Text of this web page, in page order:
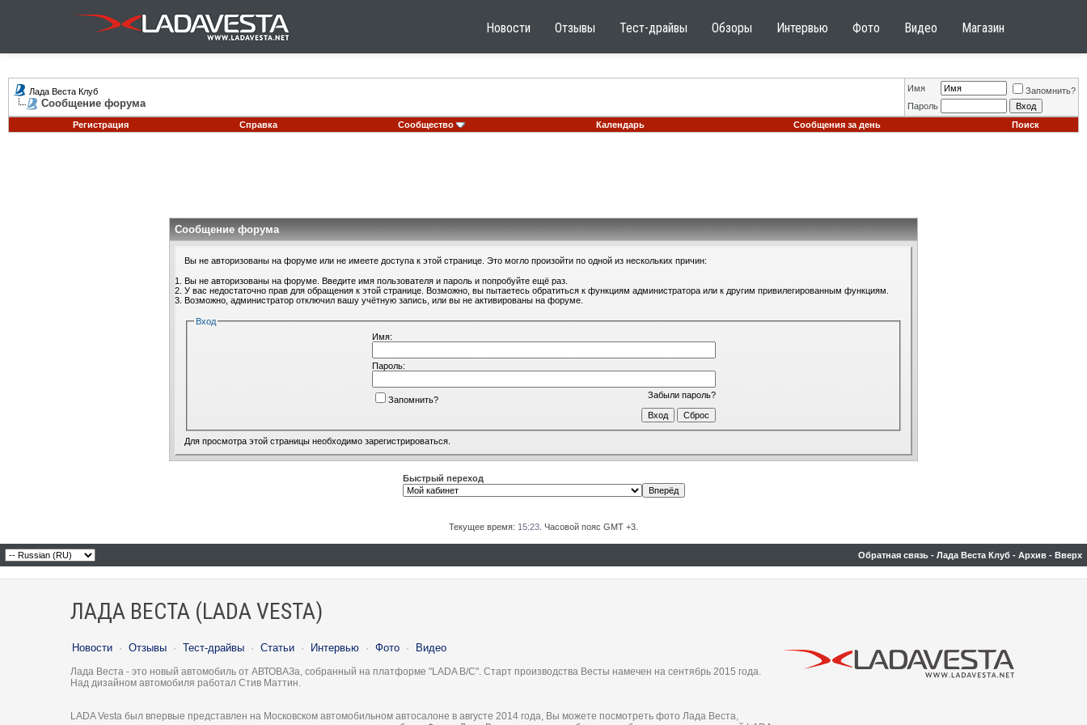
Новости Отзывы Тест-драйвы Обзоры Интервью Фото Видео Магазин
Лада Веста Клуб
Сообщение форума
Имя
Запомнить?
Пароль
Регистрация
Справка Сообщество Календарь Сообщения за день Поиск
Сообщение форума
Вы не авторизованы на форуме или не имеете доступа к этой странице. Это могло произойти по одной из нескольких причин:
Вы не авторизованы на форуме. Введите имя пользователя и пароль и попробуйте ещё раз.
У вас недостаточно прав для обращения к этой странице. Возможно, вы пытаетесь обратиться к функциям администратора или к другим привилегированным функциям.
Возможно, администратор отключил вашу учётную запись, или вы не активированы на форуме.
Вход
Имя:
Пароль:
Забыли пароль?
Запомнить?
Для просмотра этой страницы необходимо зарегистрироваться
Быстрый переход
Текущее время: 15:23 . Часовой пояс GMT +3.
Обратная связь - Лада Веста Клуб - Архив - Вверх
ЛАДА ВЕСТА (LADA VESTA)
Новости · Отзывы · Тест-драйвы · Статьи · Интервью · Фото · Видео
Лада Веста - это новый автомобиль от АВТОВАЗа, собранный на платформе "LADA B/C". Старт производства Весты намечен на сентябрь 2015 года.
Над дизайном автомобиля работал Стив Маттин.
LADA Vesta был впервые представлен на Московском автомобильном автосалоне в августе 2014 года, Вы можете посмотреть фото Лада Веста,